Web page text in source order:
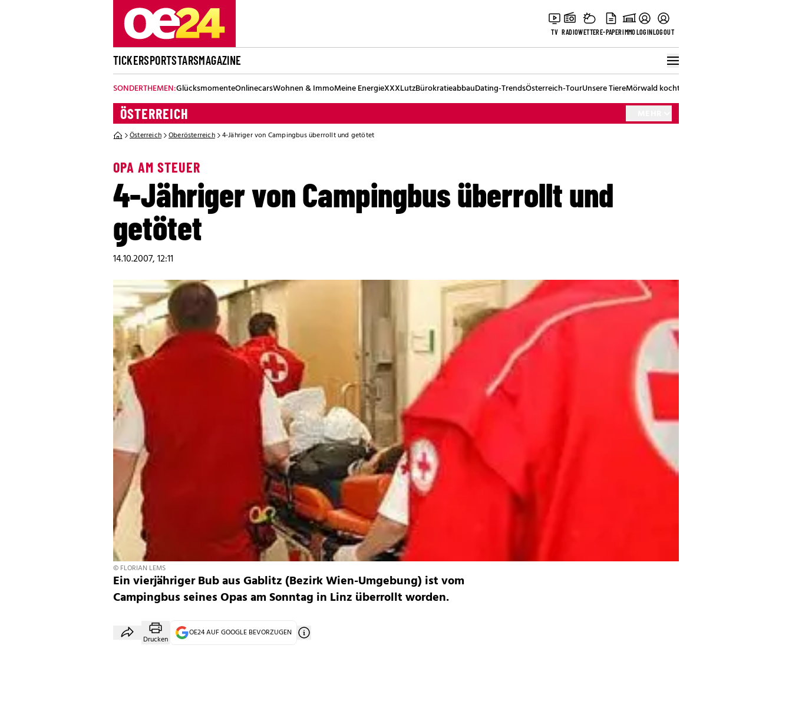
TV RADIOWETTERE-PAPERIMMOLOGINLOGOUT
TICKERSPORTSTARSMAGAZINE
SONDERTHEMEN:GlücksmomenteOnlinecarsWohnen & ImmoMeine EnergieXXXLutzBürokratieabbauDating-TrendsÖsterreich-TourUnsere TiereMörwald kocht
ÖSTERREICH
Österreich Oberösterreich 4-Jähriger von Campingbus überrollt und getötet
OPA AM STEUER
4-Jähriger von Campingbus überrollt und
getötet
14.10.2007, 12:11
© FLORIAN LEMS
Ein vierjähriger Bub aus Gablitz (Bezirk Wien-Umgebung) ist vom
Campingbus seines Opas am Sonntag in Linz überrollt worden.
Drucken
OE24 AUF GOOGLE BEVORZUGEN